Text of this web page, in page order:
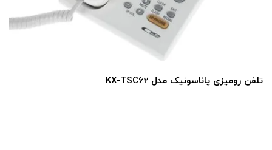
تلفن رومیزی پاناسونیک مدل KX-TSC62